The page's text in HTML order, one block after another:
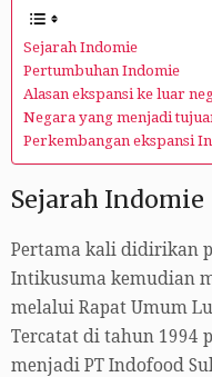
Sejarah Indomie
Pertumbuhan Indomie
Alasan ekspansi ke luar
Negara yang menjadi
Perkembangan ekspansi
Sejarah Indomie
Pertama kali didirikan
Intikusuma kemudian
melalui Rapat Umum
Tercatat di tahun 1994
menjadi PT Indofood